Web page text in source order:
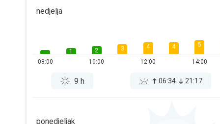
nedjelja
08:00
1
2
10:00
3 4
12:00
4 5
14:00
9 h 06:34 21:17
ponedjeljak